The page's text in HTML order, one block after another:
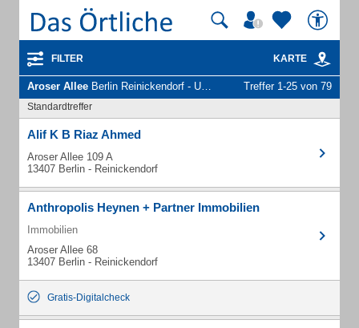
FILTER KARTE
Aroser Allee Berlin Reinickendorf - Unternehmen und Personen Treffer 1-25 von 79
Standardtreffer
Alif K B Riaz Ahmed
Aroser Allee 109 A
13407 Berlin - Reinickendorf
Anthropolis Heynen + Partner Immobilien
Immobilien
Aroser Allee 68
13407 Berlin - Reinickendorf
Gratis-Digitalcheck